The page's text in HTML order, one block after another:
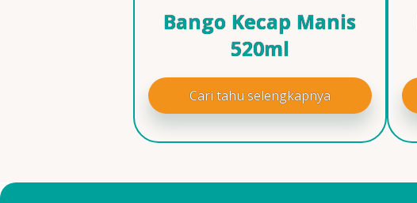
Bango Kecap Manis
520ml
Cari tahu selengkapnya